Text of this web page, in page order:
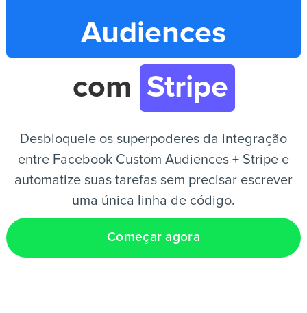
PT
Audiences
com Stripe
Desbloqueie os superpoderes da integração
entre Facebook Custom Audiences + Stripe e
automatize suas tarefas sem precisar escrever
uma única linha de código.
Começar agora